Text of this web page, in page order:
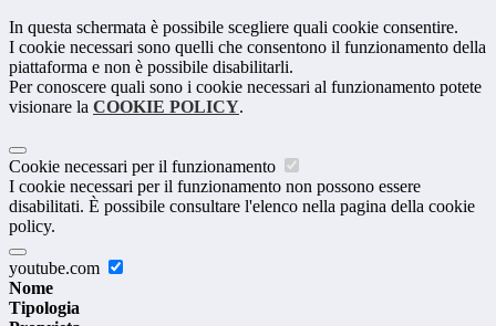
In questa schermata è possibile scegliere quali cookie consentire.
I cookie necessari sono quelli che consentono il funzionamento della
piattaforma e non è possibile disabilitarli.
Per conoscere quali sono i cookie necessari al funzionamento potete
visionare la COOKIE POLICY.
Cookie necessari per il funzionamento
I cookie necessari per il funzionamento non possono essere
disabilitati. È possibile consultare l'elenco nella pagina della cookie
policy.
youtube.com
Nome
Tipologia